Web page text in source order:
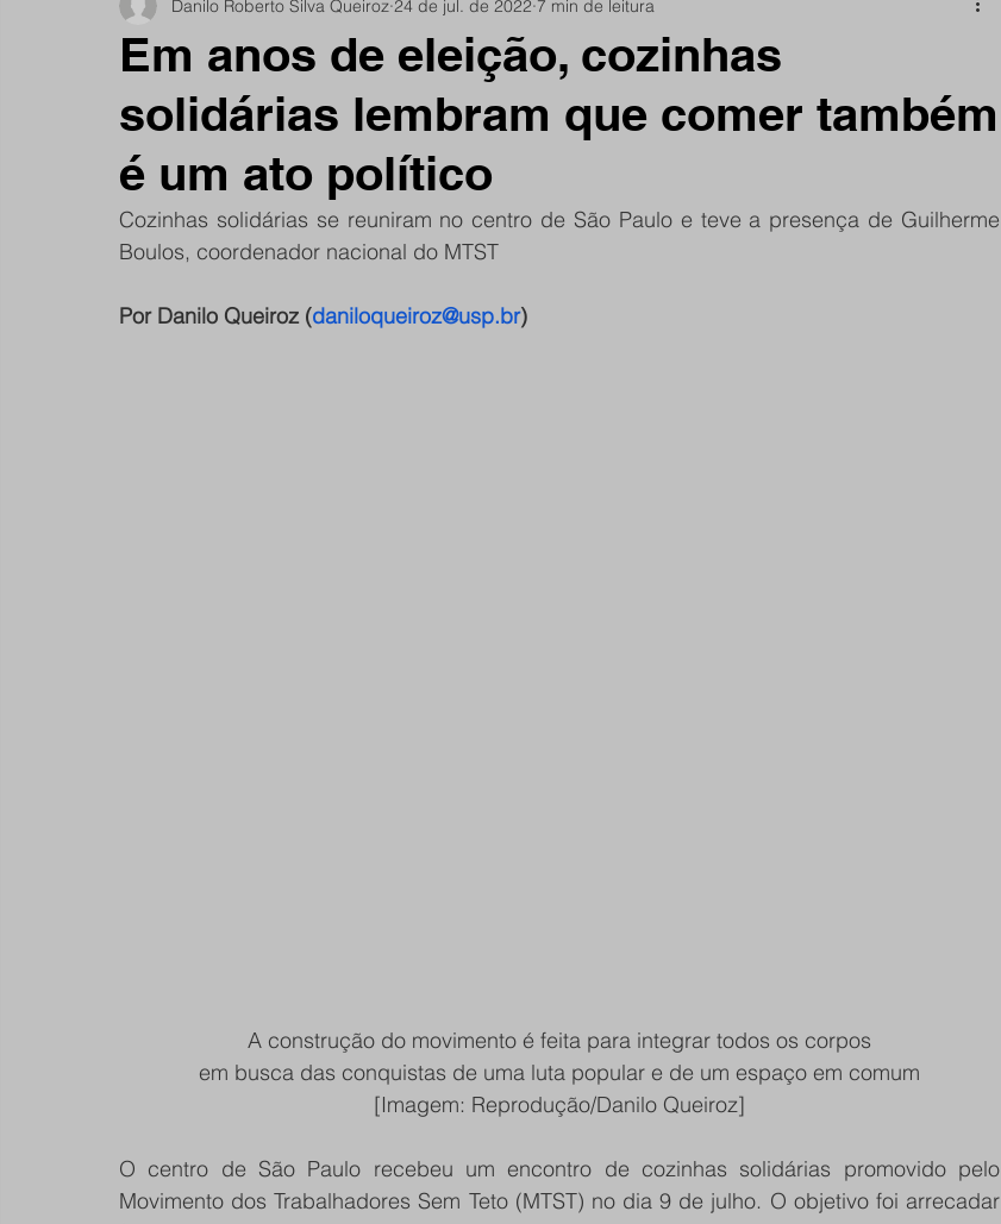
Notícias do Jardim São Remo Debate Comunidade Papo Reto
São Remano Entrevista Mulheres Esportes frente do site
Em anos de eleição, cozinhas
solidárias lembram que comer também
é um ato político
Danilo Roberto Silva Queiroz 24 de jul. de 2022 7 min de leitura
Cozinhas solidárias se reuniram no centro de São Paulo e teve a presença de Guilherme
Boulos, coordenador nacional do MTST
Por Danilo Queiroz (daniloqueiroz@usp.br)
A construção do movimento é feita para integrar todos os corpos
em busca das conquistas de uma luta popular e de um espaço em comum
[Imagem: Reprodução/Danilo Queiroz]
O centro de São Paulo recebeu um encontro de cozinhas solidárias promovido pelo
Movimento dos Trabalhadores Sem Teto (MTST) no dia 9 de julho. O objetivo foi arrecadar